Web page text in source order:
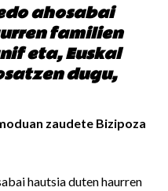
ahosabai
familien
eta, Euskal
dugu,
zaudete Bizipoza
hautsia duten haurren